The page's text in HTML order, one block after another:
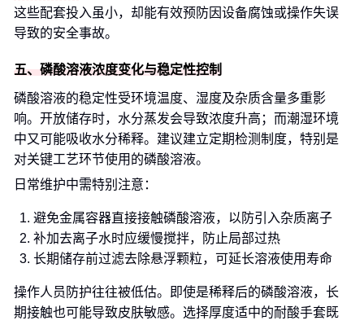
这些配套投入虽小，却能有效预防因设备腐蚀或操作失误
导致的安全事故。
五、磷酸溶液浓度变化与稳定性控制
磷酸溶液的稳定性受环境温度、湿度及杂质含量多重影
响。开放储存时，水分蒸发会导致浓度升高；而潮湿环境
中又可能吸收水分稀释。建议建立定期检测制度，特别是
对关键工艺环节使用的磷酸溶液。
日常维护中需特别注意：
避免金属容器直接接触磷酸溶液，以防引入杂质离子
补加去离子水时应缓慢搅拌，防止局部过热
长期储存前过滤去除悬浮颗粒，可延长溶液使用寿命
操作人员防护往往被低估。即使是稀释后的磷酸溶液，长
期接触也可能导致皮肤敏感。选择厚度适中的耐酸手套既